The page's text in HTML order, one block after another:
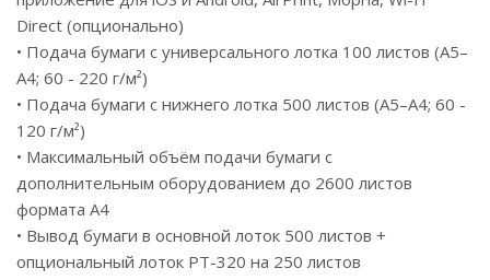
Direct (опционально)
• Подача бумаги с универсального лотка 100 листов (A5–
А4; 60 - 220 г/м²)
• Подача бумаги с нижнего лотка 500 листов (А5–А4; 60 -
120 г/м²)
• Максимальный объём подачи бумаги с
дополнительным оборудованием до 2600 листов
формата А4
• Вывод бумаги в основной лоток 500 листов +
опциональный лоток PT-320 на 250 листов